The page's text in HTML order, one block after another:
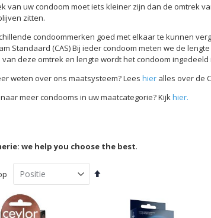
van uw condoom moet iets kleiner zijn dan de omtrek
zitten.
condoommerken goed met elkaar te kunnen
Standaard (CAS) Bij ieder condoom meten we de
van deze omtrek en lengte wordt het condoom
weten over ons maatsysteem? Lees hieralles over de
meer condooms in uw maatcategorie? Kijkhier.
we help you choose the best.
Van